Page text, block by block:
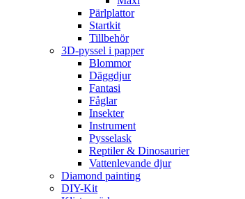
Pärlplattor
Startkit
Tillbehör
3D-pyssel i papper
Blommor
Däggdjur
Fantasi
Fåglar
Insekter
Instrument
Pysselask
Reptiler & Dinosaurier
Vattenlevande djur
Diamond painting
DIY-Kit